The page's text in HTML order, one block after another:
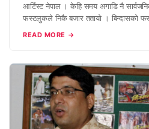
आर्टिस्ट नेपाल । केहि समय अगाडि नै
फस्टलुकले निकै बजार ततायो । बिन्दासको
READ MORE →